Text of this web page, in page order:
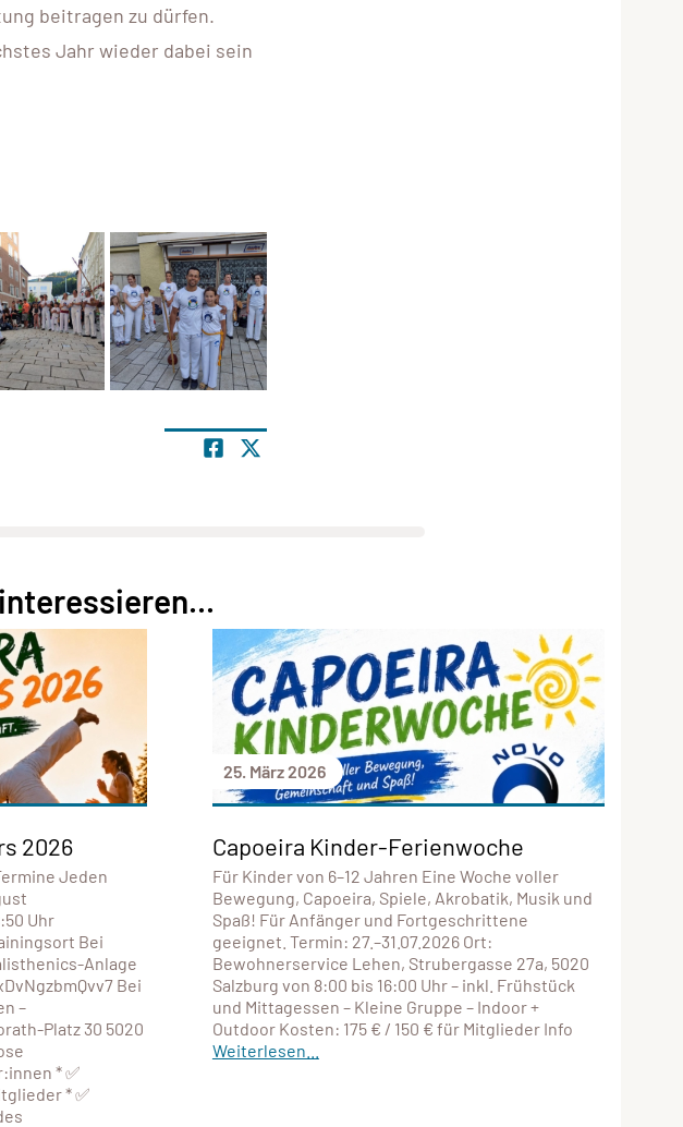
beitragen zu dürfen.
Jahr wieder dabei sein
2026
Jeden
Uhr
Bei
Anlage
Bei
–
Platz 30 5020
* ✅
* ✅
25. März 2026
Capoeira Kinder-Ferienwoche
Für Kinder von 6–12 Jahren Eine Woche voller
Bewegung, Capoeira, Spiele, Akrobatik, Musik und
Spaß! Für Anfänger und Fortgeschrittene
geeignet. Termin: 27.–31.07.2026 Ort:
Bewohnerservice Lehen, Strubergasse 27a, 5020
Salzburg von 8:00 bis 16:00 Uhr – inkl. Frühstück
und Mittagessen – Kleine Gruppe – Indoor +
Outdoor Kosten: 175 € / 150 € für Mitglieder Info
Weiterlesen...